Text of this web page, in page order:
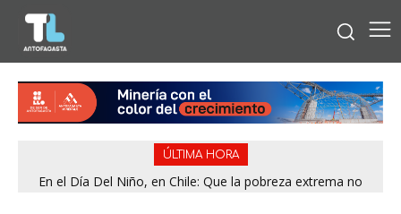
ÚLTIMA HORA
En el Día Del Niño, en Chile: Que la pobreza extrema no